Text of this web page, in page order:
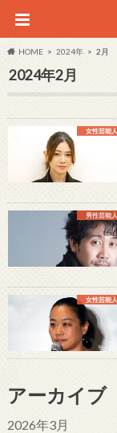
HOME 2024年 2月
2024年2月
女性芸能人
男性芸能人
女性芸能人
アーカイブ
2026年3月